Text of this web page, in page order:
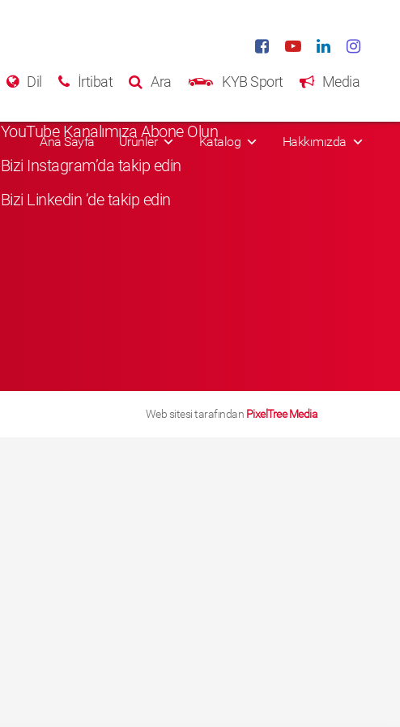
Dil İrtibat Ara KYB Sport Media
Ana Sayfa Ürünler Katalog Hakkımızda
YouTube Kanalımıza Abone Olun
Bizi Instagram’da takip edin
Bizi Linkedin ‘de takip edin
Web sitesi tarafından PixelTree Media